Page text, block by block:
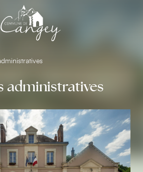
administratives